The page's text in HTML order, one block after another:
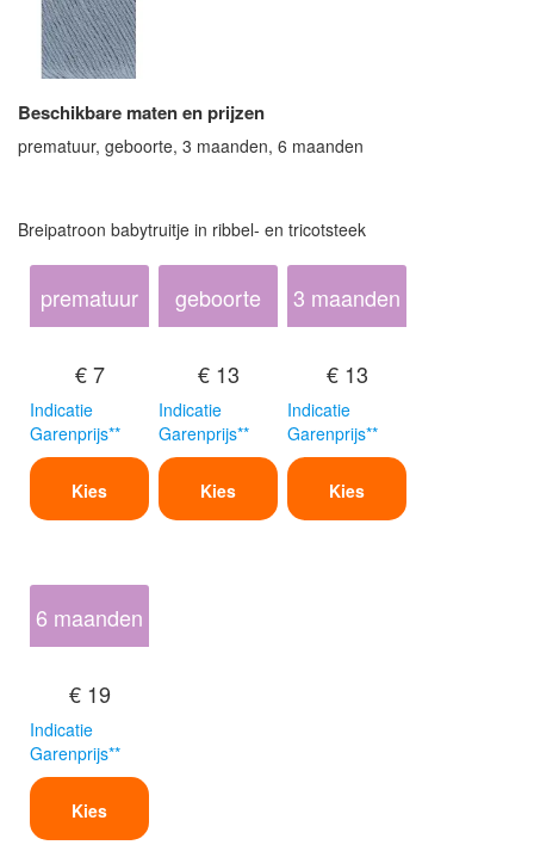
Beschikbare maten en prijzen
prematuur, geboorte, 3 maanden, 6 maanden
Breipatroon babytruitje in ribbel- en tricotsteek
prematuur
€ 7
Indicatie
Garenprijs**
Kies
geboorte
€ 13
Indicatie
Garenprijs**
Kies
3 maanden
€ 13
Indicatie
Garenprijs**
Kies
6 maanden
€ 19
Indicatie
Garenprijs**
Kies